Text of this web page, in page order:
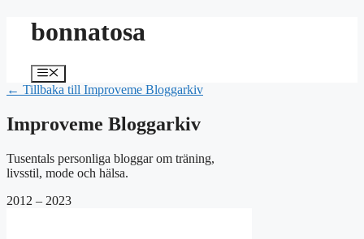
Hoppabonnatosa
Meny
← Tillbaka till Improveme Bloggarkiv
Improveme Bloggarkiv
Tusentals personliga bloggar om träning,
livsstil, mode och hälsa.
2012 – 2023